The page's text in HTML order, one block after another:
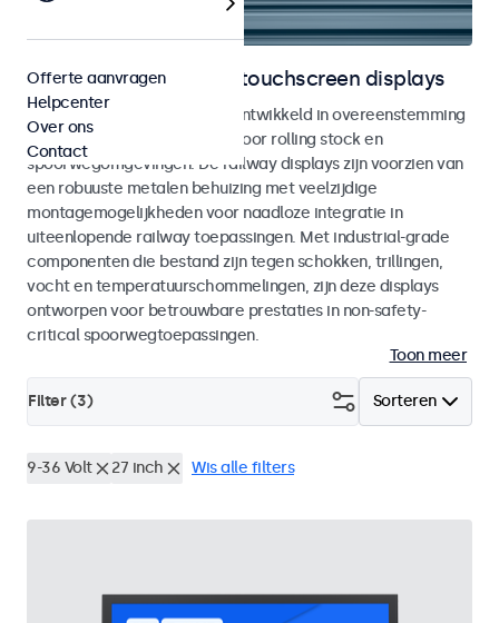
Railway monitoren en touchscreen displays
Monitoren en touchscreens ontwikkeld in overeenstemming
met EN 50155 en EN 45545-2 voor rolling stock en
spoorwegomgevingen. De railway displays zijn voorzien van
een robuuste metalen behuizing met veelzijdige
montagemogelijkheden voor naadloze integratie in
uiteenlopende railway toepassingen. Met industrial-grade
componenten die bestand zijn tegen schokken, trillingen,
vocht en temperatuurschommelingen, zijn deze displays
ontworpen voor betrouwbare prestaties in non-safety-
critical spoorwegtoepassingen.
Toon meer
Sorteren
Filter (3)
9-36 Volt 27 inch Wis alle filters
Offerte aanvragen
Helpcenter
Over ons
Contact